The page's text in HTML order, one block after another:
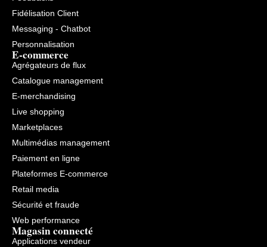
Fidélisation Client
Messaging - Chatbot
Personnalisation
E-commerce
Agrégateurs de flux
Catalogue management
E-merchandising
Live shopping
Marketplaces
Multimédias management
Paiement en ligne
Plateformes E-commerce
Retail media
Sécurité et fraude
Web performance
Magasin connecté
Applications vendeur